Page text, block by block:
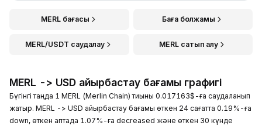
MERL бағасы Баға болжамы
MERL/USDT саудалау MERL сатып алу
MERL -> USD айырбастау бағамы графигі
Бүгінгі таңда 1 MERL (Merlin Chain) тиыны 0.017163$-ға саудаланып
жатыр. MERL -> USD айырбастау бағамы өткен 24 сағатта 0.19%-ға
down, өткен аптада 1.07%-ға decreased және өткен 30 күнде